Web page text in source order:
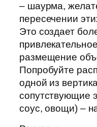
– шаурма,
пересечении
Это создает
размещение
Попробуйте
одной из
сопутствующие
соус, овощи) –